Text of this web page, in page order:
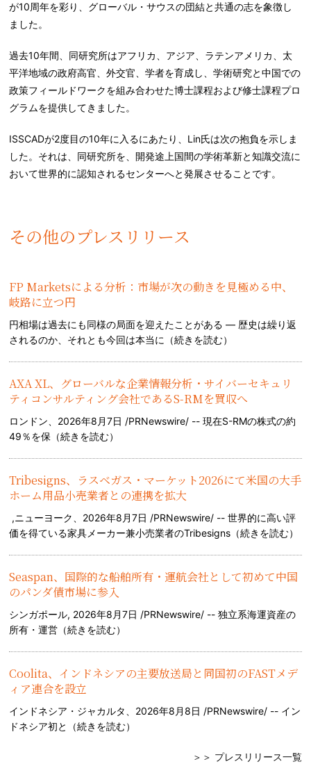
が10周年を彩り、グローバル・サウスの団結と共通の志を象徴し
ました。
過去10年間、同研究所はアフリカ、アジア、ラテンアメリカ、太
平洋地域の政府高官、外交官、学者を育成し、学術研究と中国での
政策フィールドワークを組み合わせた博士課程および修士課程プロ
グラムを提供してきました。
ISSCADが2度目の10年に入るにあたり、Lin氏は次の抱負を示しま
した。それは、同研究所を、開発途上国間の学術革新と知識交流に
おいて世界的に認知されるセンターへと発展させることです。
その他のプレスリリース
FP Marketsによる分析：市場が次の動きを見極める中、
岐路に立つ円
円相場は過去にも同様の局面を迎えたことがある — 歴史は繰り返
されるのか、それとも今回は本当に（続きを読む）
AXA XL、グローバルな企業情報分析・サイバーセキュリ
ティコンサルティング会社であるS-RMを買収へ
ロンドン、2026年8月7日 /PRNewswire/ -- 現在S-RMの株式の約
49％を保（続きを読む）
Tribesigns、ラスベガス・マーケット2026にて米国の大手
ホーム用品小売業者との連携を拡大
,ニューヨーク、2026年8月7日 /PRNewswire/ -- 世界的に高い評
価を得ている家具メーカー兼小売業者のTribesigns（続きを読む）
Seaspan、国際的な船舶所有・運航会社として初めて中国
のパンダ債市場に参入
シンガポール, 2026年8月7日 /PRNewswire/ -- 独立系海運資産の
所有・運営（続きを読む）
Coolita、インドネシアの主要放送局と同国初のFASTメデ
ィア連合を設立
インドネシア・ジャカルタ、2026年8月8日 /PRNewswire/ -- イン
ドネシア初と（続きを読む）
＞＞ プレスリリース一覧